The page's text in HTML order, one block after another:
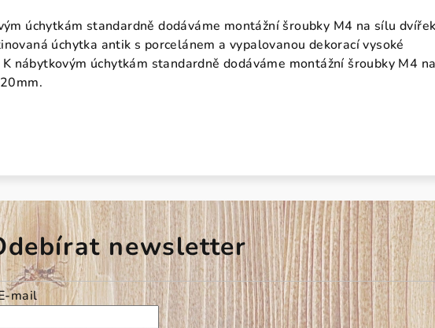
úchytkám standardně dodáváme montážní šroubky M4 na sílu
úchytka antik s porcelánem a vypalovanou dekorací vysoké
nábytkovým úchytkám standardně dodáváme montážní šroubky M4
newsletter
mail